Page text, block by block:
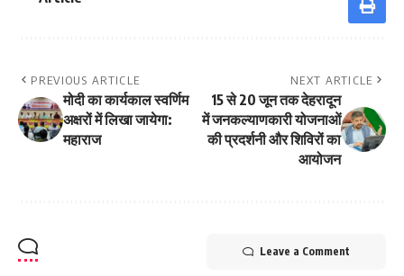
PREVIOUS ARTICLE
मोदी का कार्यकाल स्वर्णिम
अक्षरों में लिखा जायेगा:
महाराज
NEXT ARTICLE
15 से 20 जून तक देहरादून
में जनकल्याणकारी योजनाओं
की प्रदर्शनी और शिविरों का
आयोजन
Leave a Comment